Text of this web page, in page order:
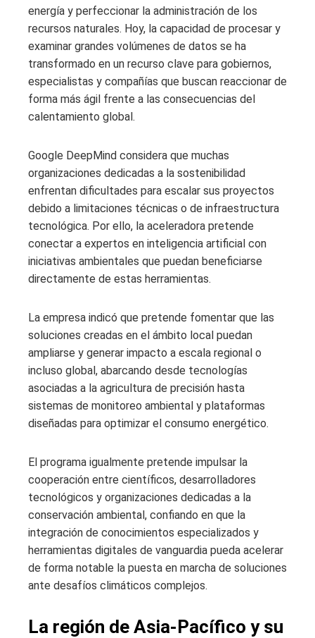
energía y perfeccionar la administración de los
recursos naturales. Hoy, la capacidad de procesar y
examinar grandes volúmenes de datos se ha
transformado en un recurso clave para gobiernos,
especialistas y compañías que buscan reaccionar de
forma más ágil frente a las consecuencias del
calentamiento global.
Google DeepMind considera que muchas
organizaciones dedicadas a la sostenibilidad
enfrentan dificultades para escalar sus proyectos
debido a limitaciones técnicas o de infraestructura
tecnológica. Por ello, la aceleradora pretende
conectar a expertos en inteligencia artificial con
iniciativas ambientales que puedan beneficiarse
directamente de estas herramientas.
La empresa indicó que pretende fomentar que las
soluciones creadas en el ámbito local puedan
ampliarse y generar impacto a escala regional o
incluso global, abarcando desde tecnologías
asociadas a la agricultura de precisión hasta
sistemas de monitoreo ambiental y plataformas
diseñadas para optimizar el consumo energético.
El programa igualmente pretende impulsar la
cooperación entre científicos, desarrolladores
tecnológicos y organizaciones dedicadas a la
conservación ambiental, confiando en que la
integración de conocimientos especializados y
herramientas digitales de vanguardia pueda acelerar
de forma notable la puesta en marcha de soluciones
ante desafíos climáticos complejos.
La región de Asia-Pacífico y su